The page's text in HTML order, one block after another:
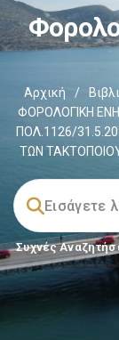
Αρχική /
ΦΟΡΟΛΟΓΙΚΗ
ΠΟΛ.1126/
ΤΩΝ
Συχνές